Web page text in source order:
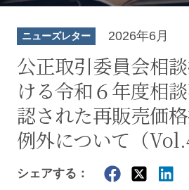
ニューズレター 2026年6月
公正取引委員会相
ける令和６年度相
認された再販売価
例外について（
シェアする：